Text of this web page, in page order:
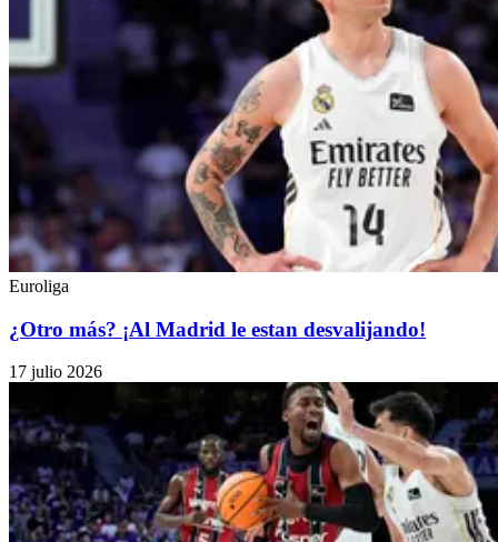
Euroliga
¿Otro más? ¡Al Madrid le estan desvalijando!
17 julio 2026